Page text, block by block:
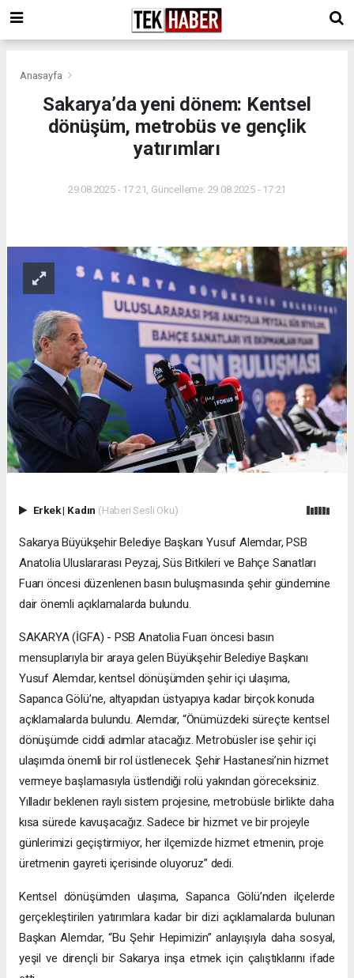
Anasayfa
Sakarya’da yeni dönem: Kentsel
dönüşüm, metrobüs ve gençlik
yatırımları
29.08.2025 - 17:21, Güncelleme: 29.08.2025 - 17:21
Erkek| Kadın (Haberi Sesli Oku)
Sakarya Büyükşehir Belediye Başkanı Yusuf Alemdar, PSB
Anatolia Uluslararası Peyzaj, Süs Bitkileri ve Bahçe Sanatları
Fuarı öncesi düzenlenen basın buluşmasında şehir gündemine
dair önemli açıklamalarda bulundu.
SAKARYA (İGFA) - PSB Anatolia Fuarı öncesi basın
mensuplarıyla bir araya gelen Büyükşehir Belediye Başkanı
Yusuf Alemdar, kentsel dönüşümden şehir içi ulaşıma,
Sapanca Gölü’ne, altyapıdan üstyapıya kadar birçok konuda
açıklamalarda bulundu. Alemdar, “Önümüzdeki süreçte kentsel
dönüşümde ciddi adımlar atacağız. Metrobüsler ise şehir içi
ulaşımda önemli bir rol üstlenecek. Şehir Hastanesi’nin hizmet
vermeye başlamasıyla üstlendiği rolü yakından göreceksiniz.
Yılladır beklenen raylı sistem projesine, metrobüsle birlikte daha
kısa sürede kavuşacağız. Sadece bir hizmet ve bir projeyle
günlerimizi geçiştirmiyor, her ilçemizde hizmet etmenin, proje
üretmenin gayreti içerisinde oluyoruz” dedi.
Kentsel dönüşümden ulaşıma, Sapanca Gölü’nden ilçelerde
gerçekleştirilen yatırımlara kadar bir dizi açıklamalarda bulunan
Başkan Alemdar, “Bu Şehir Hepimizin” anlayışıyla daha sosyal,
yeşil ve dirençli bir Sakarya inşa etmek için çalıştıklarını ifade